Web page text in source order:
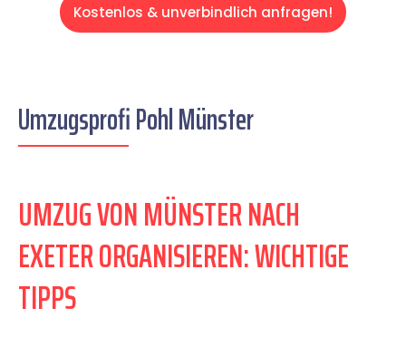
Kostenlos & unverbindlich anfragen!
Umzugsprofi Pohl Münster
UMZUG VON MÜNSTER NACH
EXETER ORGANISIEREN: WICHTIGE
TIPPS